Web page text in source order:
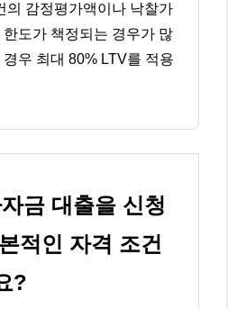
의 감정평가액이나 낙찰가
도가 책정되는 경우가 많
우 최대 80% LTV를 적용
금 대출을 신청
적인 자격 조건
?